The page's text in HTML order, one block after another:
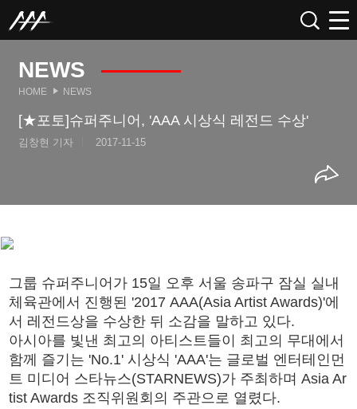
NEWS
HOME NEWS
[★포토]슈퍼주니어, 'AAA 시상식 레전드 수상'
김창현 기자 2017-11-15
그룹 슈퍼주니어가 15일 오후 서울 송파구 잠실 실내
체육관에서 진행된 '2017 AAA(Asia Artist Awards)'에
서 레전드상을 수상한 뒤 소감을 말하고 있다.
아시아를 빛낸 최고의 아티스트들이 최고의 무대에서
함께 즐기는 'No.1' 시상식 'AAA'는 글로벌 엔터테인먼
트 미디어 스타뉴스(STARNEWS)가 주최하며 Asia Ar
tist Awards 조직위원회의 주관으로 열렸다.